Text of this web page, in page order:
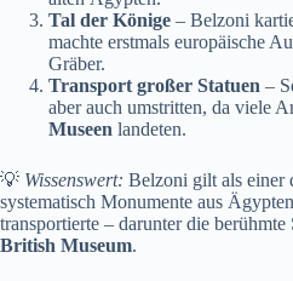
Tal der Könige – Belzoni
machte erstmals europäische
Gräber.
Transport großer Statuen –
aber auch umstritten, da viele
Museen landeten.
💡 Wissenswert: Belzoni gilt als einer
systematisch Monumente aus
transportierte – darunter die
British Museum.